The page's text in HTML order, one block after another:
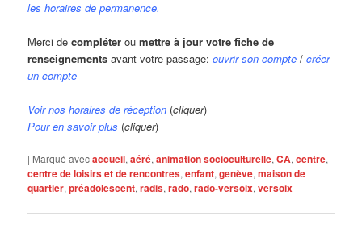
les horaires de permanence.
Merci decompléter oumettre à jour votre fiche de
renseignements avant votre passage:ouvrir son compte /créer
un compte
Voir nos horaires de réception (cliquer)
Pour en savoir plus (cliquer)
| Marqué avecaccueil,aéré,animation socioculturelle,CA,centre,
centre de loisirs et de rencontres,enfant,genève,maison de
quartier,préadolescent,radis,rado,rado-versoix,versoix